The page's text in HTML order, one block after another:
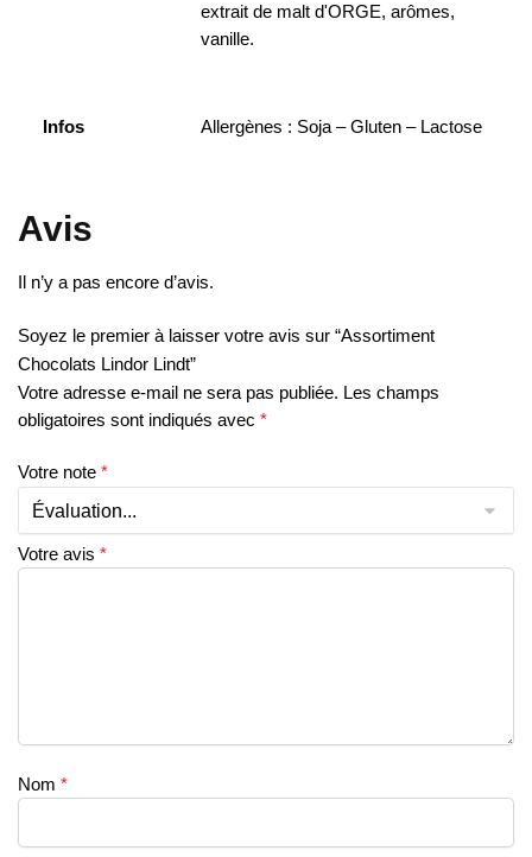
extrait de malt d'ORGE, arômes,
vanille.
Infos Allergènes : Soja – Gluten – Lactose
Avis
Il n’y a pas encore d’avis.
Soyez le premier à laisser votre avis sur “Assortiment
Chocolats Lindor Lindt”
Votre adresse e-mail ne sera pas publiée. Les champs
obligatoires sont indiqués avec *
Votre note *
Votre avis *
Nom *